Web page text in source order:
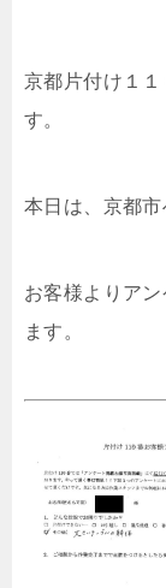
京都片付け１
す。
本日は、京都市
お客様よりア
ます。